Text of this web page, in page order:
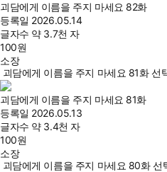
괴담에게 이름을 주지 마세요 82화
등록일 2026.05.14
글자수 약 3.7천 자
100원
소장
괴담에게 이름을 주지 마세요 81화 선
괴담에게 이름을 주지 마세요 81화
등록일 2026.05.13
글자수 약 3.4천 자
100원
소장
괴담에게 이름을 주지 마세요 80화 선